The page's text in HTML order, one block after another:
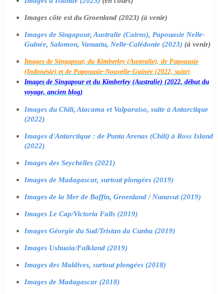
Images côte est du Groenland (2023) (à venir)
Images de Singapour, Australie (Cairns), Papouasie Nelle-
Guinée, Salomon, Vanuatu, Nelle-Calédonie (2023) (à venir)
Images de Singapour, du Kimberley (Australie), de Papouasie
(Indonésie) et de Papouasie-Nouvelle-Guinée (2022, suite)
Images de Singapour et du Kimberley (Australie) (2022, début du
voyage, ancien blog)
Images du Chili, Atacama et Valparaiso, suite à Antarctique
(2022)
Images d'Antarctique : de Punta Arenas (Chili) à Ross Island
(2022)
Images des Seychelles (2021)
Images de Madagascar, surtout plongées (2019)
Images de la Mer de Baffin, Groenland / Nunavut (2019)
Images Le Cap/Victoria Falls (2019)
Images Géorgie du Sud/Tristan da Cunha (2019)
Images Ushuaia/Falkland (2019)
Images des Maldives, surtout plongées (2018)
Images de Madagascar (2018)